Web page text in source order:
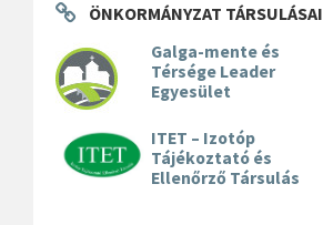
ÖNKORMÁNYZAT TÁRSULÁSAI
Galga-mente és
Térsége Leader
Egyesület
ITET – Izotóp
Tájékoztató és
Ellenőrző Társulás